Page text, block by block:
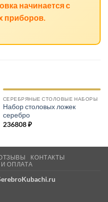
начинается с
приборов.
СЕРЕБРЯНЫЕ СТОЛОВЫЕ НАБОРЫ
Набор столовых ложек
серебро
236808₽
КОНТАКТЫ
ОПЛАТА